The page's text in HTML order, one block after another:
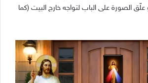
الصورة على الباب لتواجه خارج البيت (كما